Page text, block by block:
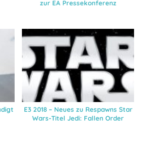
zur EA Pressekonferenz
E3 2018 – Neues zu Respawns Star
Wars-Titel Jedi: Fallen Order